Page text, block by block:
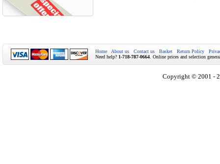
Home About us Contact us Basket Return Policy
Need help? 1-718-787-0664 . Online prices and selection
Copyright © 2001 -